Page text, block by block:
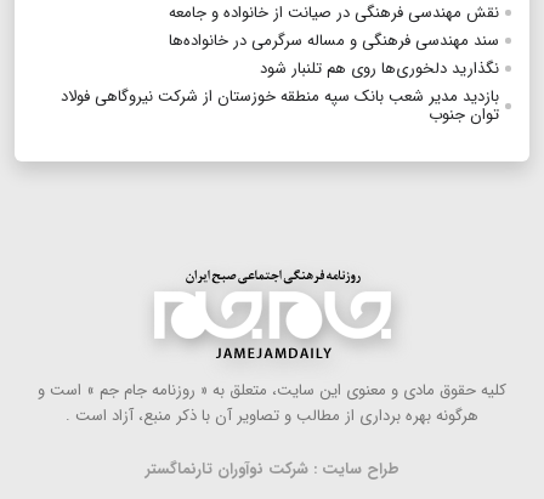
نقش مهندسی فرهنگی در صیانت از خانواده و جامعه
سند مهندسی فرهنگی و مساله سرگرمی در خانواده‌ها
نگذارید دلخوری‌ها روی هم تلنبار شود
بازدید مدیر شعب بانک سپه منطقه خوزستان از شرکت نیروگاهی فولاد
توان جنوب
كلیه حقوق مادی و معنوی این سایت، متعلق به « روزنامه جام جم » است و
هرگونه بهره ‌برداری از مطالب و تصاویر آن با ذكر منبع، آزاد است .
طراح سایت : شرکت نوآوران تارنماگستر